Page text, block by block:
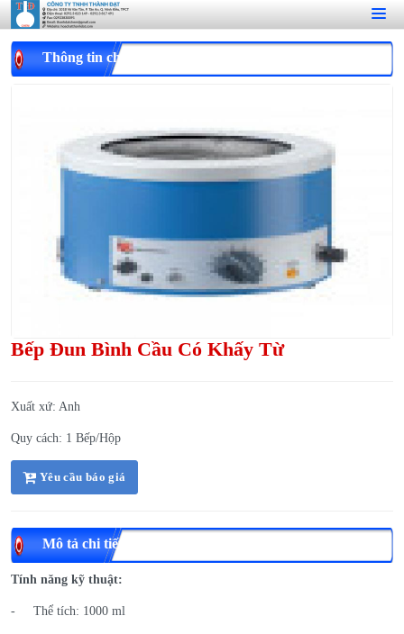
Thông tin chi tiết
Bếp Đun Bình Cầu Có Khấy Từ
Xuất xứ: Anh
Quy cách: 1 Bếp/Hộp
Yêu cầu báo giá
Mô tả chi tiết
Tính năng kỹ thuật:
- Thể tích: 1000 ml